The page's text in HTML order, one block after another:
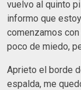
vuelvo al quinto
informo que
comenzamos
poco de miedo,
Aprieto el borde
espalda, me